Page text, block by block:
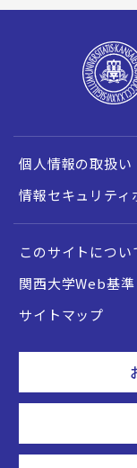
個人情報の取扱い
情報セキュリティ
このサイトについ
関西大学Web基準
サイトマップ